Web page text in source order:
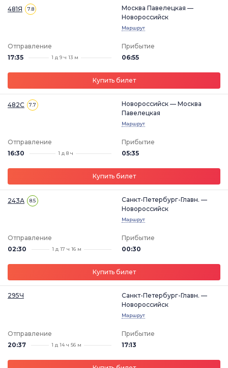
481Я 7.8
Москва Павелецкая —
Новороссийск
Маршрут
Отправление
17:35
1 д 9 ч 13 м
Прибытие
06:55
Купить билет
482С 7.7
Новороссийск — Москва
Павелецкая
Маршрут
Отправление
16:30
1 д 8 ч
Прибытие
05:35
Купить билет
243А 8.5
Санкт-Петербург-Главн. —
Новороссийск
Маршрут
Отправление
02:30
1 д 17 ч 16 м
Прибытие
00:30
Купить билет
295Ч
Санкт-Петербург-Главн. —
Новороссийск
Маршрут
Отправление
20:37
1 д 14 ч 56 м
Прибытие
17:13